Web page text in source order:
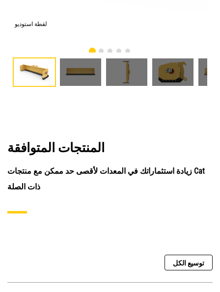
لقطة استوديو
المنتجات المتوافقة
زيادة استثماراتك في المعدات لأقصى حد ممكن مع منتجات Cat
ذات الصلة
توسيع الكل